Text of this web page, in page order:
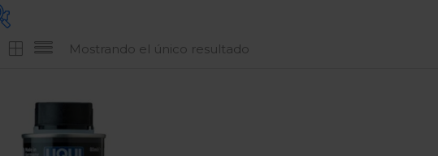
En oferta
Categorias
Mostrando el único resultado